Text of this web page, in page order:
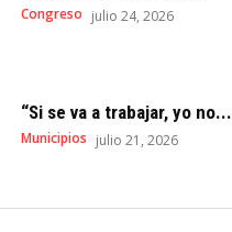
Congreso julio 24, 2026
“Si se va a trabajar, yo no...
Municipios julio 21, 2026